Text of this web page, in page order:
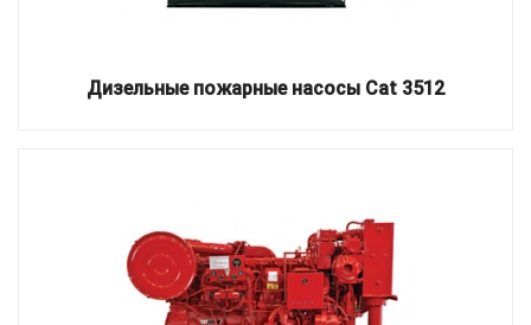
Дизельные пожарные насосы Cat 3512